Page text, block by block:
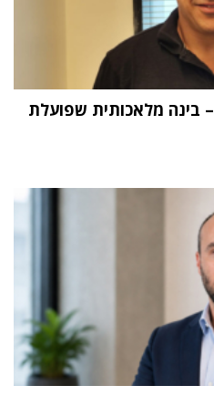
"העתיד הוא Physical AI – בינה מלאכותית שפועלת